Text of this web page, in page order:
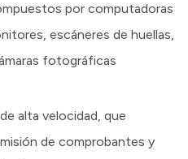
por computadoras
escáneres de huellas,
fotográficas
alta velocidad, que
de comprobantes y